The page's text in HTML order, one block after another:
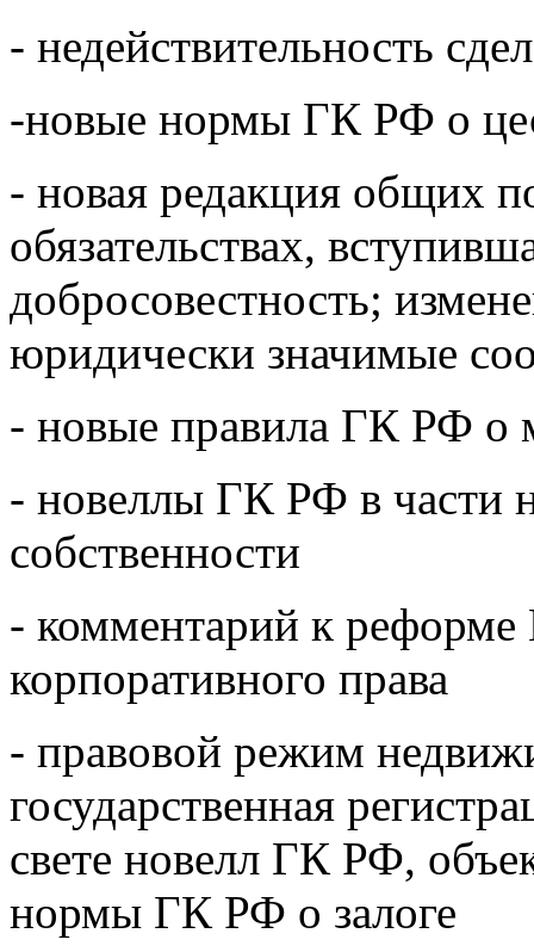
- недействительность
-новые нормы ГК РФ о
- новая редакция общих
обязательствах,
добросовестность;
юридически значимые
- новые правила ГК РФ о
- новеллы ГК РФ в части
собственности
- комментарий к
корпоративного права
- правовой режим
государственная
свете новелл ГК РФ,
нормы ГК РФ о залоге